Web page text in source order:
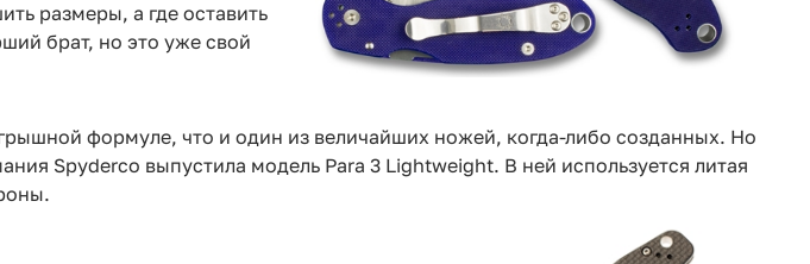
размеры, а где оставить
брат, но это уже свой
формуле, что и один из величайших ножей, когда-либо созданных. Но
Spyderco выпустила модель Para 3 Lightweight. В ней используется литая